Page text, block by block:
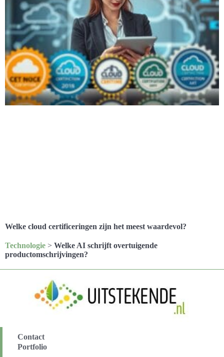
Welke cloud certificeringen zijn het meest waardevol?
Technologie > Welke AI schrijft overtuigende
productomschrijvingen?
Contact
Portfolio